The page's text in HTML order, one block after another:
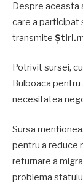
Despre aceasta
care a participat
transmite
Potrivit sursei,
Bulboaca pentru
necesitatea
Sursa
pentru a reduce
returnare a
problema